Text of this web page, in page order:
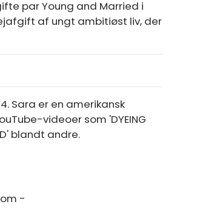
par Young and Married i
af ungt ambitiøst liv, der
Sara er en amerikansk
videoer som 'DYEING
blandt andre.
-